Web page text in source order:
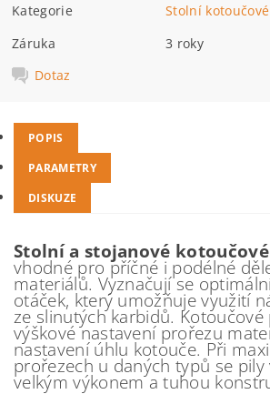
Kategorie
Stolní
Záruka
3 roky
Dotaz
POPIS
PARAMETRY
DISKUZE
Stolní a stojanové
vhodné pro příčné i podélné
materiálů. Vyznačují se
otáček, který umožňuje využití
ze slinutých karbidů.
výškové nastavení prořezu
nastavení úhlu kotouče. Při
prořezech u daných typů se pily
velkým výkonem a tuhou